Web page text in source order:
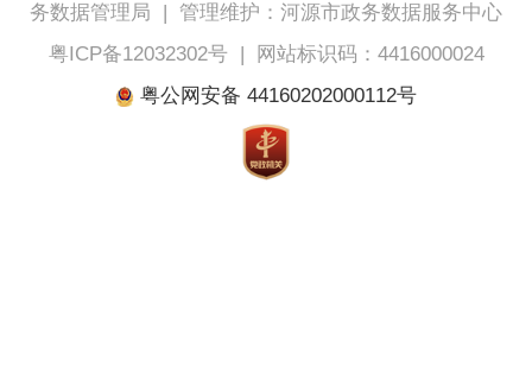
务数据管理局 | 管理维护：河源市政务数据服务中心
粤ICP备12032302号|
网站标识码：4416000024
粤公网安备 44160202000112号